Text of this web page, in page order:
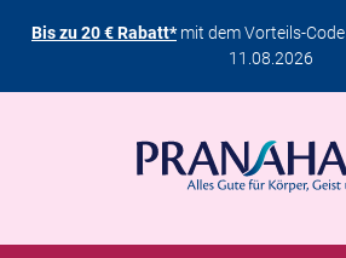
Bis zu 20 € Rabatt*mit dem Vorteils-Code
11.08.2026